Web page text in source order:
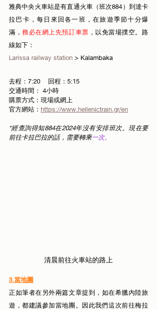
雅典中央火車站是有直通火車（班次884）到達卡
拉巴卡，每日來回各一班，在旅遊季節十分爆
滿，務必在網上先預訂車票 ，以免當場撲空。路
線如下：
Larissa railway station > Kalambaka
去程：7:20	回程：5:15
交通時間 ： 4小時
購票方式：現場或網上
官方網站： https://www.hellenictrain.gr/en
*經查詢得知884在2024年沒有安排班次。現在要
前往卡拉巴拉的話，需要轉乘一次。
清晨前往火車站的路上
3.當地團
正如筆者在另外兩篇文章提到，如在希臘內陸旅
遊，都建議參加當地團。因此我們這次前往梅拉